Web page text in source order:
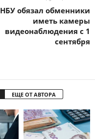
НБУ обязал обменники
иметь камеры
видеонаблюдения с 1
сентября
ЕЩЕ ОТ АВТОРА